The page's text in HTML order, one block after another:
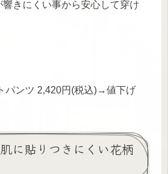
きにくい事から安心して穿け
パンツ 2,420円(税込)→値下げ
に貼りつきにくい花柄